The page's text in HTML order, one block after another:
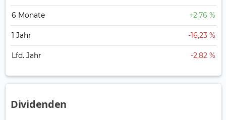
6 Monate +2,76 %
1 Jahr -16,23 %
Lfd. Jahr -2,82 %
Dividenden